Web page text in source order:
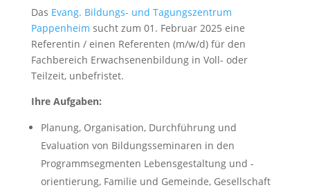
Das Evang. Bildungs- und Tagungszentrum
Pappenheim sucht zum 01. Februar 2025 eine
Referentin / einen Referenten (m/w/d) für den
Fachbereich Erwachsenenbildung in Voll- oder
Teilzeit, unbefristet.
Ihre Aufgaben:
Planung, Organisation, Durchführung und
Evaluation von Bildungsseminaren in den
Programmsegmenten Lebensgestaltung und -
orientierung, Familie und Gemeinde, Gesellschaft